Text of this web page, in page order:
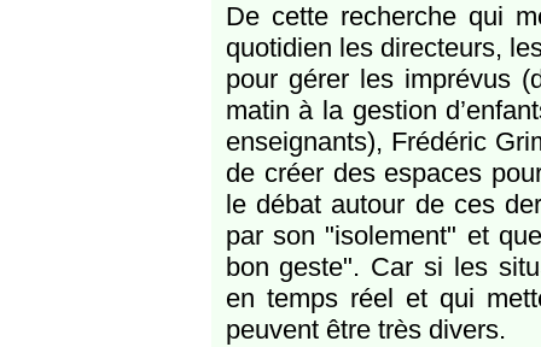
De cette recherche qui
quotidien les directeurs,
pour gérer les imprévus
matin à la gestion
enseignants), Frédéric
de créer des espaces
le débat autour de ces
par son "isolement" et
bon geste". Car si les
en temps réel et qui
peuvent être très divers.